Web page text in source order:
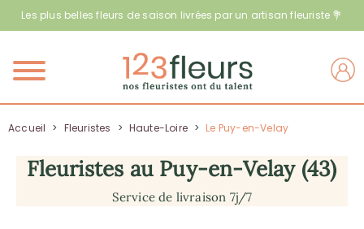
Les plus belles fleurs de saison livrées par un artisan fleuriste 💐
Menu
Accueil > Fleuristes > Haute-Loire > Le Puy-en-Velay
Fleuristes au Puy-en-Velay (43)
Service de livraison 7j/7